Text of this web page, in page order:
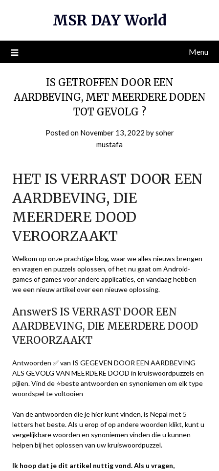
MSR DAY World
Menu
IS GETROFFEN DOOR EEN
AARDBEVING, MET MEERDERE DODEN
TOT GEVOLG ?
Posted on November 13, 2022 bysoher
mustafa
HET IS VERRAST DOOR EEN
AARDBEVING, DIE
MEERDERE DOOD
VEROORZAAKT
Welkom op onze prachtige blog, waar we alles nieuws brengen
en vragen en puzzels oplossen, of het nu gaat om Android-
games of games voor andere applicaties, en vandaag hebben
we een nieuw artikel over een nieuwe oplossing.
AnswerS IS VERRAST DOOR EEN
AARDBEVING, DIE MEERDERE DOOD
VEROORZAAKT
Antwoorden ✅ van IS GEGEVEN DOOR EEN AARDBEVING
ALS GEVOLG VAN MEERDERE DOOD in kruiswoordpuzzels en
pijlen. Vind de ⭐beste antwoorden en synoniemen om elk type
woordspel te voltooien
Van de antwoorden die je hier kunt vinden, is Nepal met 5
letters het beste. Als u erop of op andere woorden klikt, kunt u
vergelijkbare woorden en synoniemen vinden die u kunnen
helpen bij het oplossen van uw kruiswoordpuzzel.
Ik hoop dat je dit artikel nuttig vond. Als u vragen,